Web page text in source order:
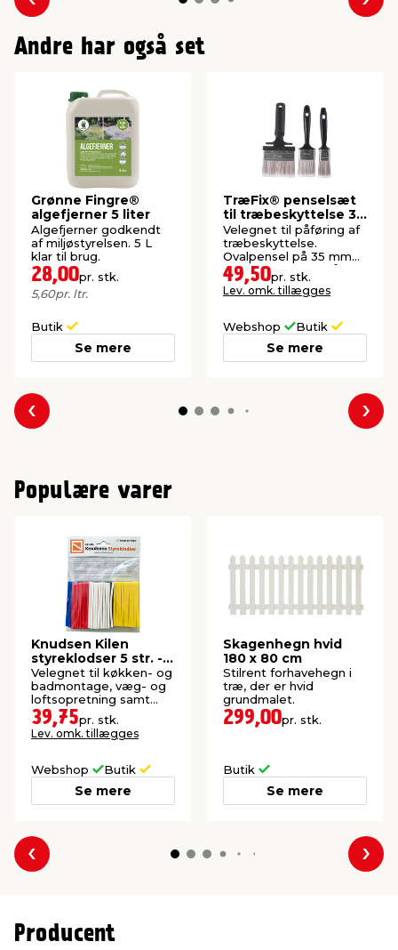
Forrige
Andre har også set
Grønne Fingre®
algefjerner 5 liter
Algefjerner godkendt
af miljøstyrelsen. 5 L
klar til brug.
28,00pr. stk.
5,60pr. ltr.
Butik
Se mere
TræFix® penselsæt
til træbeskyttelse 3
dele
Velegnet til påføring af
træbeskyttelse.
Ovalpensel på 35 mm
og 2 fladpensler på 50
og 100 mm.
49,50pr. stk.
Lev. omk. tillægges
Webshop Butik
Se mere
Forrige
Populære varer
Knudsen Kilen
styreklodser 5 str. -
50 stk.
Velegnet til køkken- og
badmontage, væg- og
loftsopretning samt
fliselægning.
39,75pr. stk.
Lev. omk. tillægges
Webshop Butik
Se mere
Skagenhegn hvid
180 x 80 cm
Stilrent forhavehegn i
træ, der er hvid
grundmalet.
299,00pr. stk.
Butik
Se mere
Forrige
Producent